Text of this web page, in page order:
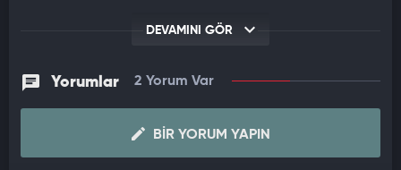
DEVAMINI GÖR
Yorumlar 2 Yorum Var
BIR YORUM YAPIN